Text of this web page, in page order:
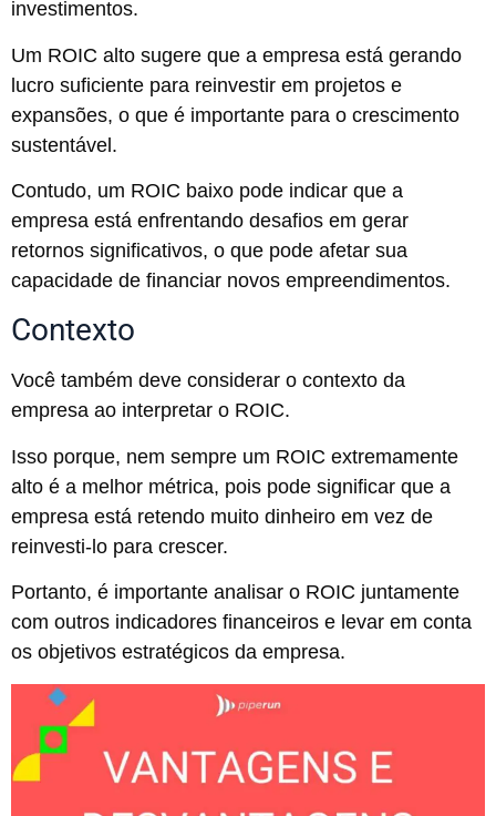
investimentos.
Um ROIC alto sugere que a empresa está gerando
lucro suficiente para reinvestir em projetos e
expansões, o que é importante para o crescimento
sustentável.
Contudo, um ROIC baixo pode indicar que a
empresa está enfrentando desafios em gerar
retornos significativos, o que pode afetar sua
capacidade de financiar novos empreendimentos.
Contexto
Você também deve considerar o contexto da
empresa ao interpretar o ROIC.
Isso porque, nem sempre um ROIC extremamente
alto é a melhor métrica, pois pode significar que a
empresa está retendo muito dinheiro em vez de
reinvesti-lo para crescer.
Portanto, é importante analisar o ROIC juntamente
com outros indicadores financeiros e levar em conta
os objetivos estratégicos da empresa.